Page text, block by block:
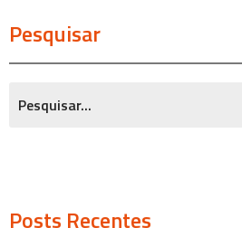
Pesquisar
Posts Recentes